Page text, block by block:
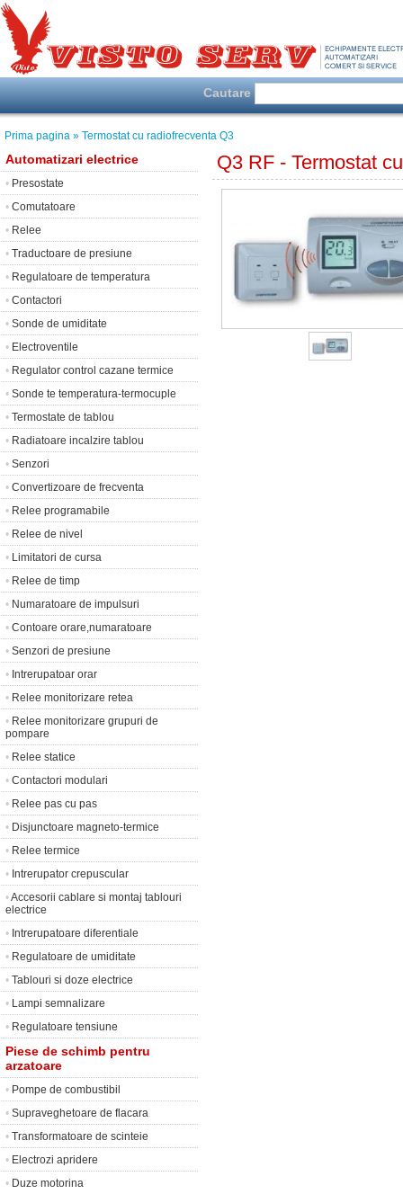
Cautare
Prima pagina » Termostat cu radiofrecventa Q3
Automatizari electrice
• Presostate
• Comutatoare
• Relee
• Traductoare de presiune
• Regulatoare de temperatura
• Contactori
• Sonde de umiditate
• Electroventile
• Regulator control cazane termice
• Sonde te temperatura-termocuple
• Termostate de tablou
• Radiatoare incalzire tablou
• Senzori
• Convertizoare de frecventa
• Relee programabile
• Relee de nivel
• Limitatori de cursa
• Relee de timp
• Numaratoare de impulsuri
• Contoare orare,numaratoare
• Senzori de presiune
• Intrerupatoar orar
• Relee monitorizare retea
• Relee monitorizare grupuri de
pompare
• Relee statice
• Contactori modulari
• Relee pas cu pas
• Disjunctoare magneto-termice
• Relee termice
• Intrerupator crepuscular
•Accesorii cablare si montaj tablouri
electrice
• Intrerupatoare diferentiale
• Regulatoare de umiditate
• Tablouri si doze electrice
• Lampi semnalizare
• Regulatoare tensiune
Piese de schimb pentru
arzatoare
• Pompe de combustibil
• Supraveghetoare de flacara
• Transformatoare de scinteie
• Electrozi apridere
• Duze motorina
Q3 RF - Termostat